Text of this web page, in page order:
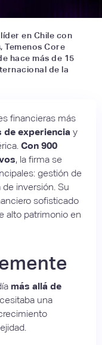
en Chile con
Temenos Core
hace más de 15
de la
financieras más
de experiencia y
Con 900
, la firma se
gestión de
inversión. Su
sofisticado
alto patrimonio en
más allá de
una